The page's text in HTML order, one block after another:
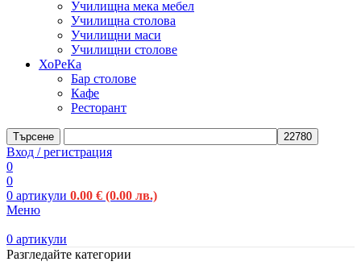
Училищна мека мебел
Училищна столова
Училищни маси
Училищни столове
ХоРеКа
Бар столове
Кафе
Ресторант
Търсене
Вход / регистрация
0
0
0 артикули 0.00 € (0.00 лв.)
Меню
0 артикули
Разгледайте категории